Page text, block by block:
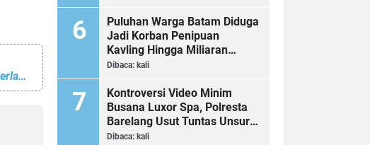
Aktivitas Pengerukan Tanah Bauksit Ilegal di Kavling Bintang Terus Berlangsung, Kapolsek Nongsa Bakal Cek?
Puluhan Warga Batam Diduga
Jadi Korban Penipuan
Kavling Hingga Miliaran
Rupiah, Laporan ke Polda
Dibaca: kali
Kontroversi Video Minim
Busana Luxor Spa, Polresta
Barelang Usut Tuntas Unsur
Pelanggaran Hukum
Dibaca: kali